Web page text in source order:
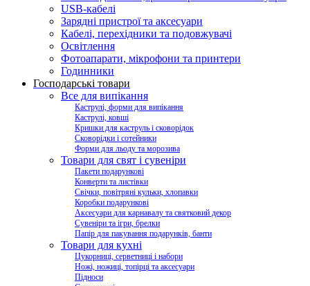
USB-кабелі
Зарядні пристрої та аксесуари
Кабелі, перехідники та подовжувачі
Освітлення
Фотоапарати, мікрофони та принтери
Годинники
Господарські товари
Все для випікання
Каструлі, форми для випікання
Каструлі, ковші
Кришки для каструль і сковорідок
Сковорідки і сотейники
Форми для льоду та морозива
Товари для свят і сувеніри
Пакети подарункові
Конверти та листівки
Свічки, повітряні кульки, хлопавки
Коробки подарункові
Аксесуари для карнавалу та святковий декор
Сувеніри та ігри, брелки
Папір для пакування подарунків, банти
Товари для кухні
Цукорниці, серветниці і набори
Ножі, ножиці, топірці та аксесуари
Підноси